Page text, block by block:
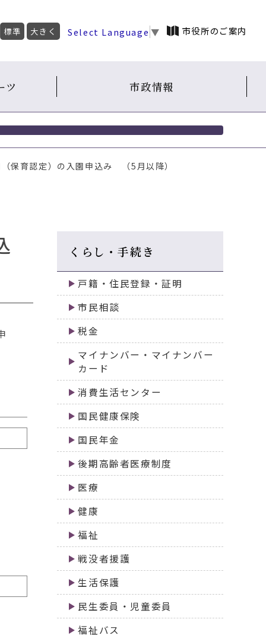
標準 大きく Select Language ▼ 市役所のご案内
ツ 市政情報
保育認定）の入園申込み （5月以降）
くらし・手続き
戸籍・住民登録・証明
市民相談
税金
マイナンバー・マイナンバー
カード
消費生活センター
国民健康保険
国民年金
後期高齢者医療制度
医療
健康
福祉
戦没者援護
生活保護
民生委員・児童委員
福祉バス